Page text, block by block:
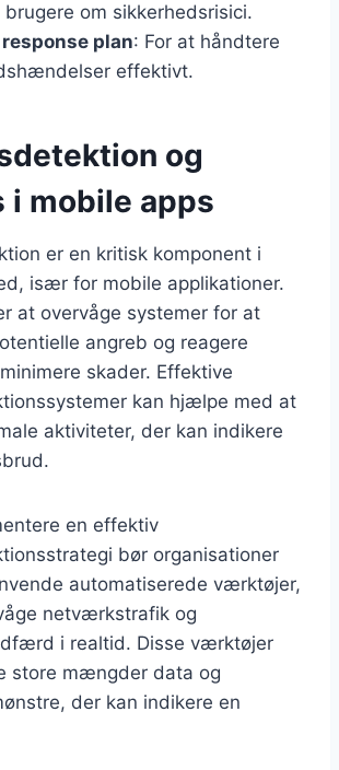
om sikkerhedsrisici.
plan: For at håndtere
effektivt.
og
i mobile apps
er en kritisk komponent i
især for mobile applikationer.
at overvåge systemer for at
angreb og reagere
skader. Effektive
kan hjælpe med at
aktiviteter, der kan indikere
en effektiv
bør organisationer
automatiserede værktøjer,
netværkstrafik og
i realtid. Disse værktøjer
store mængder data og
der kan indikere en